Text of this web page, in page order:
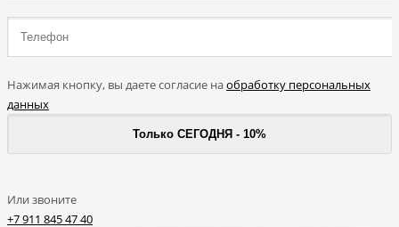
Нажимая кнопку, вы даете согласие наобработку персональных
данных
Или звоните
+7 911 845 47 40